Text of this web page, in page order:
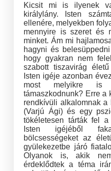
Kicsit mi is ilyenek
királylány. Isten
ellenére, melyekben
mennyire is szeret és
minket. Ám mi
hagyni és
hogy gyakran nem
szabott tiszavirág
Isten igéje azonban
most melyikre is
támaszkodnunk? Erre a
rendkívüli alkalomnak a
(Varjú Ági) és egy
tökéletesen tárták fel
Isten igéjéből
bölcsességeket az
gyülekezetbe járó
Olyanok is, akik
érdeklődtek a téma